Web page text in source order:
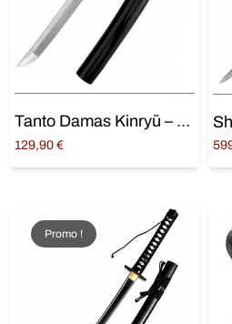
Tanto Damas Kinryū – Dragon d’Or Japonais Tranchant
129,90 €
Ajouter au panier
Promo !